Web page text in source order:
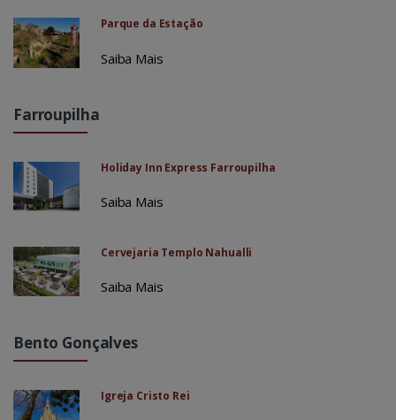
Parque da Estação
Saiba Mais
Farroupilha
Holiday Inn Express Farroupilha
Saiba Mais
Cervejaria Templo Nahualli
Saiba Mais
Bento Gonçalves
Igreja Cristo Rei